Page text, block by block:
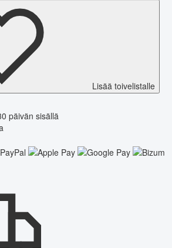
Lisää toivelistalle
päivän sisällä